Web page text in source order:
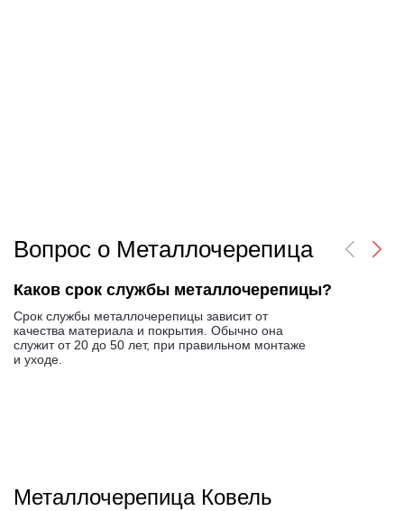
Вопрос о Металлочерепица
Каков срок службы металлочерепицы?
Срок службы металлочерепицы зависит от
качества материала и покрытия. Обычно она
служит от 20 до 50 лет, при правильном монтаже
и уходе.
Металлочерепица Ковель